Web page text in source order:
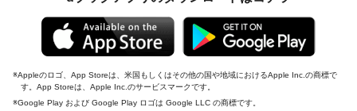
Appleのロゴ、App Storeは、米国もしくはその他の国や地域におけるApple Inc.の商標で
す。App Storeは、Apple Inc.のサービスマークです。
Google Play および Google Play ロゴは Google LLC の商標です。